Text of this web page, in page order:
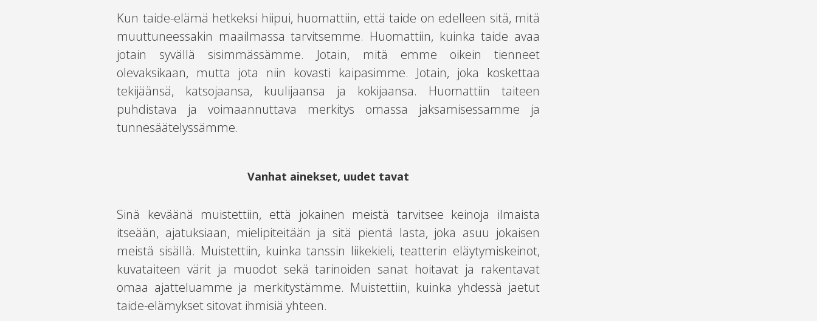
Kun taide-elämä hetkeksi hiipui, huomattiin, että taide on edelleen sitä, mitä
muuttuneessakin maailmassa tarvitsemme. Huomattiin, kuinka taide avaa
jotain syvällä sisimmässämme. Jotain, mitä emme oikein tienneet
olevaksikaan, mutta jota niin kovasti kaipasimme. Jotain, joka koskettaa
tekijäänsä, katsojaansa, kuulijaansa ja kokijaansa. Huomattiin taiteen
puhdistava ja voimaannuttava merkitys omassa jaksamisessamme ja
tunnesäätelyssämme.
Vanhat ainekset, uudet tavat
Sinä keväänä muistettiin, että jokainen meistä tarvitsee keinoja ilmaista
itseään, ajatuksiaan, mielipiteitään ja sitä pientä lasta, joka asuu jokaisen
meistä sisällä. Muistettiin, kuinka tanssin liikekieli, teatterin eläytymiskeinot,
kuvataiteen värit ja muodot sekä tarinoiden sanat hoitavat ja rakentavat
omaa ajatteluamme ja merkitystämme. Muistettiin, kuinka yhdessä jaetut
taide-elämykset sitovat ihmisiä yhteen.